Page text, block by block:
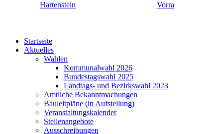
Startseite
Aktuelles
Wahlen
Kommunalwahl 2026
Bundestagswahl 2025
Landtags- und Bezirkswahl 2023
Amtliche Bekanntmachungen
Bauleitpläne (in Aufstellung)
Veranstaltungskalender
Stellenangebote
Ausschreibungen